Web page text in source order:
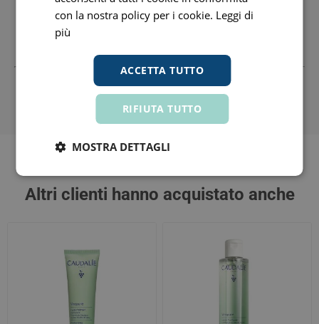
Caudalie Italia Srl02945400048 www.caudalie-extranet.com
Sede: Largo Claudio Treves, 5 20121 Milano Mi
+390645490300 Fax: +390645490303 Email:
Tutti i prezzi includono l'IVA -
Segnala informazioni inesatte
Altri clienti hanno acquistato anche
con la nostra policy per i cookie. Leggi di
più
ACCETTA TUTTO
RIFIUTA TUTTO
MOSTRA DETTAGLI